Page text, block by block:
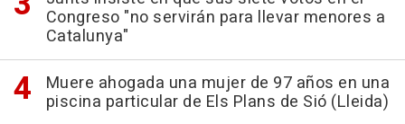
Congreso "no servirán para llevar menores a
Catalunya"
Muere ahogada una mujer de 97 años en una
piscina particular de Els Plans de Sió (Lleida)